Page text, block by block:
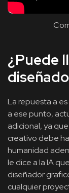
¿Puede
La repuesta a es
a ese punto,
adicional, ya
creativo debe
humanidad
le dice a la IA
diseñador
cualquier